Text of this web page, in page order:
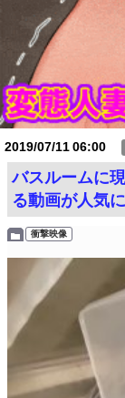
2019/07/1106:00
バスルームに
る動画が人気
衝撃映像